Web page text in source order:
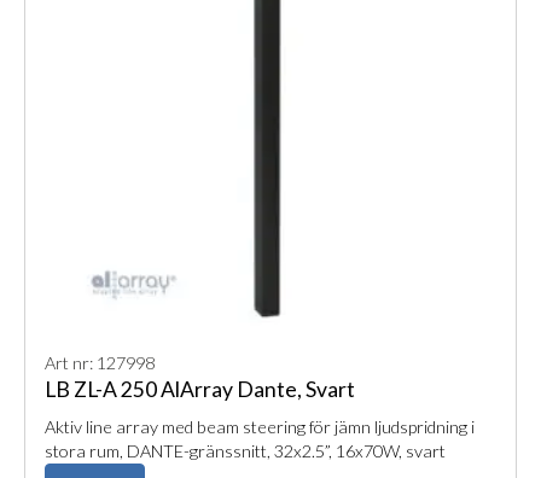
Art nr: 127998
LB ZL-A 250 AlArray Dante, Svart
Aktiv line array med beam steering för jämn ljudspridning i
stora rum, DANTE-gränssnitt, 32x2.5”, 16x70W, svart